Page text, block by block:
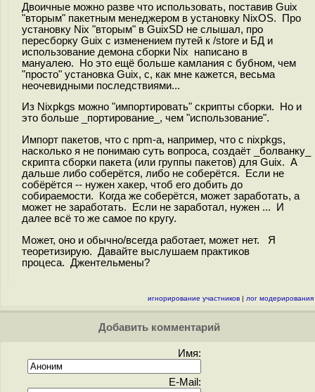
Двоичные можно разве что использовать, поставив Guix
"вторым" пакетным менеджером в установку NixOS. Про
установку Nix "вторым" в GuixSD не слышал, про
пересборку Guix с изменением путей к /store и БД и
использование демона сборки Nix написано в
мануалею. Но это ещё больше камлания с бубном, чем
"просто" установка Guix, с, как мне кажется, весьма
неочевидными последствиями...
Из Nixpkgs можно "импортировать" скрипты сборки. Но и
это больше _портирование_, чем "использование".
Импорт пакетов, что с npm-а, например, что с nixpkgs,
насколько я не понимаю суть вопроса, создаёт _болванку_
скрипта сборки пакета (или группы пакетов) для Guix. А
дальше либо соберётся, либо не соберётся. Если не
собёрётся -- нужен хакер, чтоб его добить до
собираемости. Когда же соберётся, может заработать, а
может не заработать. Если не заработал, нужен ... И
далее всё то же самое по кругу.
Может, оно и обычно/всегда работает, может нет. Я
теоретизирую. Давайте выслушаем практиков
процеса. Джентельмены?
игнорирование участников | лог модерирования
Добавить комментарий
Имя:
E-Mail: